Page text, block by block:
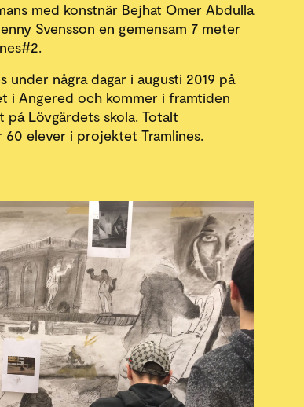
med konstnär Bejhat Omer Abdulla
Svensson en gemensam 7 meter
under några dagar i augusti 2019 på
i Angered och kommer i framtiden
på Lövgärdets skola. Totalt
60 elever i projektet Tramlines.